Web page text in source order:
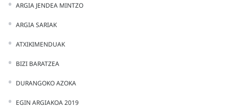
ARGIA JENDEA MINTZO
ARGIA SARIAK
ATXIKIMENDUAK
BIZI BARATZEA
DURANGOKO AZOKA
EGIN ARGIAKOA 2019